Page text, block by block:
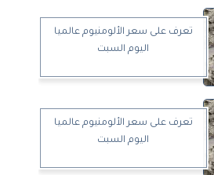
تعرف على سعر الألومنيوم عالميا
اليوم السبت
تعرف على سعر الألومنيوم عالميا
اليوم السبت